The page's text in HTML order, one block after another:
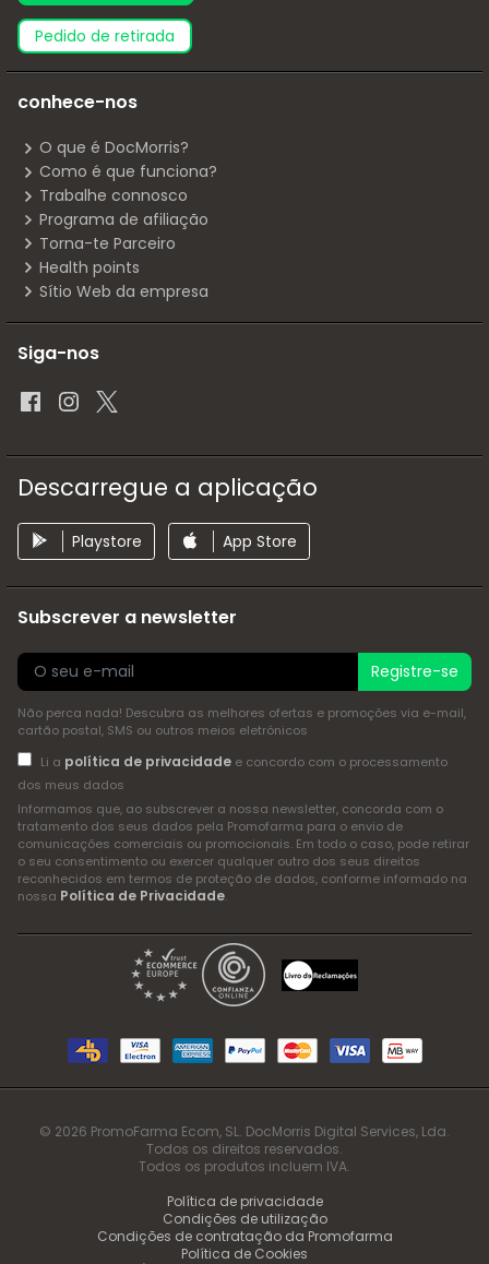
pedido de retirada
conhece-nos
O que é DocMorris?
Como é que funciona?
Trabalhe connosco
Programa de afiliação
Torna-te Parceiro
Health points
Sítio Web da empresa
Siga-nos
Descarregue a aplicação
Playstore App Store
Subscrever a newsletter
Registre-se
Não perca nada! Descubra as melhores ofertas e promoções via e-mail,
cartão postal, SMS ou outros meios eletrónicos
Li a política de privacidadee concordo com o processamento
dos meus dados
Informamos que, ao subscrever a nossa newsletter, concorda com o
tratamento dos seus dados pela Promofarma para o envio de
comunicações comerciais ou promocionais. Em todo o caso, pode retirar
o seu consentimento ou exercer qualquer outro dos seus direitos
reconhecidos em termos de proteção de dados, conforme informado na
nossa Política de Privacidade.
© 2026 PromoFarma Ecom, SL. DocMorris Digital Services, Lda.
Todos os direitos reservados.
Todos os produtos incluem IVA.
Política de privacidade
Condições de utilização
Condições de contratação da Promofarma
Política de Cookies